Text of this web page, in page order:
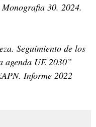
30. 2024.
Seguimiento de los
agenda UE 2030”
Informe 2022